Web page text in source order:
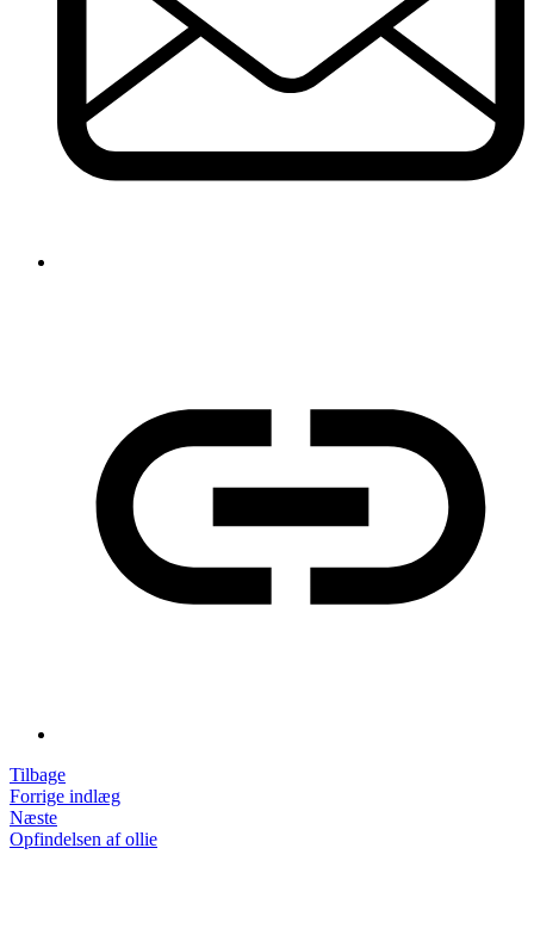
Indlægsnavigation
TilbageTilbage
til
indlæg:
Forrige indlæg
NæsteNæste
indlæg:
Opfindelsen af ollie